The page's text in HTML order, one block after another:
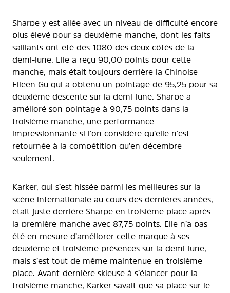
Sharpe y est allée avec un niveau de difficulté encore
plus élevé pour sa deuxième manche, dont les faits
saillants ont été des 1080 des deux côtés de la
demi-lune. Elle a reçu 90,00 points pour cette
manche, mais était toujours derrière la Chinoise
Eileen Gu qui a obtenu un pointage de 95,25 pour sa
deuxième descente sur la demi-lune. Sharpe a
amélioré son pointage à 90,75 points dans la
troisième manche, une performance
impressionnante si l’on considère qu’elle n’est
retournée à la compétition qu’en décembre
seulement.
Karker, qui s’est hissée parmi les meilleures sur la
scène internationale au cours des dernières années,
était juste derrière Sharpe en troisième place après
la première manche avec 87,75 points. Elle n’a pas
été en mesure d’améliorer cette marque à ses
deuxième et troisième présences sur la demi-lune,
mais s’est tout de même maintenue en troisième
place. Avant-dernière skieuse à s’élancer pour la
troisième manche, Karker savait que sa place sur le